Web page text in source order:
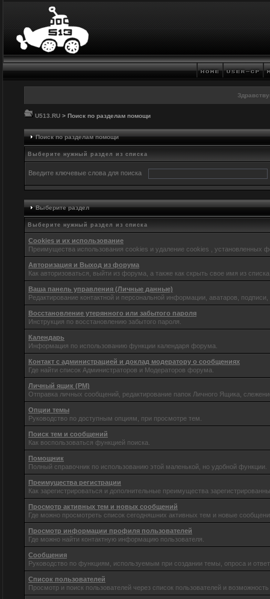
U513.RU > Поиск по разделам помощи
Поиск по разделам помощи
Выберите нужный раздел из списка
Введите ключевые слова для поиска
Выберите раздел
Выберите нужный раздел из списка
Cookies и их использование
Преимущества использования cookies и удаление cookies , установленных
Авторизация и Выход из форума
Как авторизоваться, выйти из форума, а также как скрыть свое имя из
Ваша панель управления (Личные данные)
Редактирование контактной и персональной информации, аватаров,
Восстановление утерянного или забытого пароля
Инструкция по восстановлению забытого пароля.
Календарь
Информация по использованию функции календаря форума.
Контакт с администрацией и доклад модератору о сообщениях
Где найти список Администраторов и Модераторов форума.
Личный ящик (PM)
Отправка личных сообщений, редактирование папок Личного Ящика,
Опции темы
Руководство по доступным опциям, при просмотре тем.
Поиск тем и сообщений
Как воспользоваться функцией поиска.
Помощник
Полный справочник по использованию этой маленькой, но удобной функции.
Преимущества регистрации
Как зарегистрироваться и дополнительные преимущества
Просмотр активных тем и новых сообщений
Где можно просмотреть список сегодняшних активных тем и новые
Просмотр информации профиля пользователей
Где можно найти контактную информацию пользователя.
Сообщения
Руководство по функциям, используемым при создании темы, опроса и
Список пользователей
Просмотр и поиск пользователей через список пользователей и